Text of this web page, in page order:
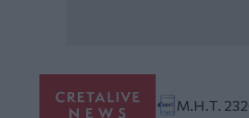
Μ.Η.Τ.